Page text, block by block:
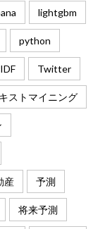
lightgbm
python
Twitter
ストマイニング
産 予測
将来予測